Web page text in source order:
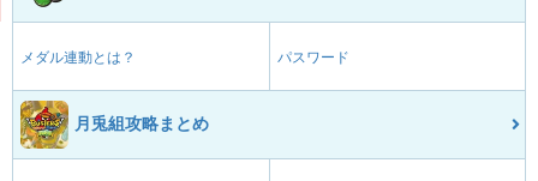
メダル連動とは？ パスワード
月兎組攻略まとめ